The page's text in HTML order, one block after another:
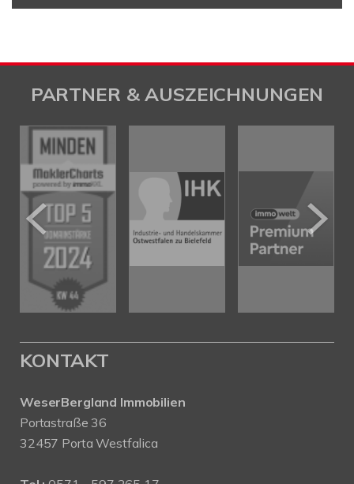
PARTNER & AUSZEICHNUNGEN
KONTAKT
WeserBergland Immobilien
Portastraße 36
32457 Porta Westfalica